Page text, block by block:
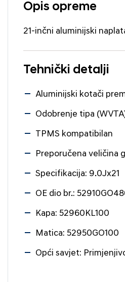
Opis opreme
21-inčni aluminijski
Tehnički detalji
Aluminijski kotači
Odobrenje tipa
TPMS kompatibilan
Preporučena veličina
Specifikacija: 9.0Jx21
OE dio br.:
Kapa: 52960KL100
Matica: 52950GO100
Opći savjet: